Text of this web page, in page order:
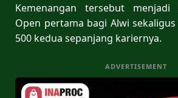
Kemenangan tersebut menjadi
Open pertama bagi Alwi
500 kedua sepanjang kariernya.
ADVERTISEMENT